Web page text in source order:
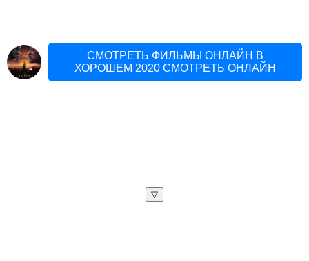
СМОТРЕТЬ ФИЛЬМЫ ОНЛАЙН В
ХОРОШЕМ 2020 СМОТРЕТЬ ОНЛАЙН
▽